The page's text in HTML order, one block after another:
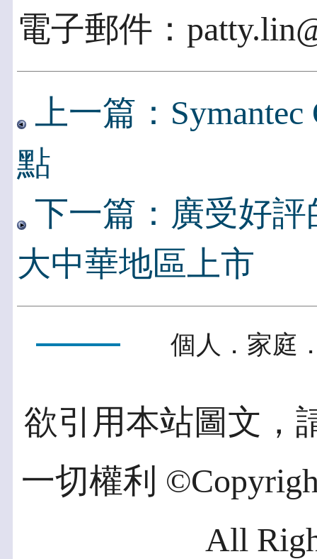
電子郵件：
上一篇：
點
下一篇：廣受好評
大中華地區上市
個人．家庭
欲引用本站圖文，
一切權利
All